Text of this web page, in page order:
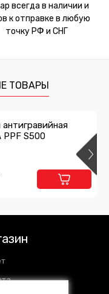
всегда в наличии и
к отправке в любую
точку РФ и СНГ
ТОВАРЫ
PPF S500